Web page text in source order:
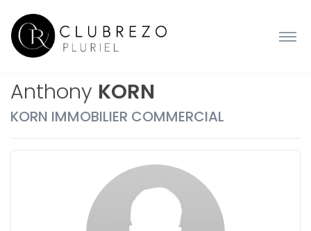
Anthony KORN
KORN IMMOBILIER COMMERCIAL